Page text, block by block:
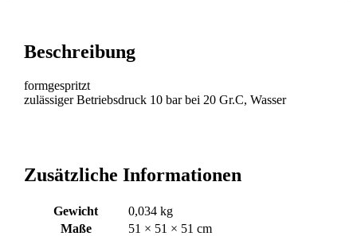
Beschreibung
formgespritzt
zulässiger Betriebsdruck 10 bar bei 20 Gr.C, Wasser
Zusätzliche Informationen
Gewicht
0,034 kg
Maße
51 × 51 × 51 cm